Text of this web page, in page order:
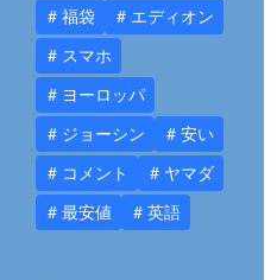
福袋
エディオン
スマホ
ヨーロッパ
ジョーシン
安い
コメント
ヤマダ
最安値
英語